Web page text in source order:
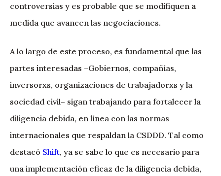
controversias y es probable que se modifiquen a
medida que avancen las negociaciones.
A lo largo de este proceso, es fundamental que las
partes interesadas –Gobiernos, compañías,
inversorxs, organizaciones de trabajadorxs y la
sociedad civil– sigan trabajando para fortalecer la
diligencia debida, en línea con las normas
internacionales que respaldan la CSDDD. Tal como
destacó Shift, ya se sabe lo que es necesario para
una implementación eficaz de la diligencia debida,